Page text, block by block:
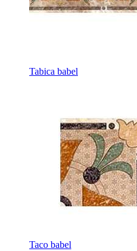
Tabica babel
Taco babel